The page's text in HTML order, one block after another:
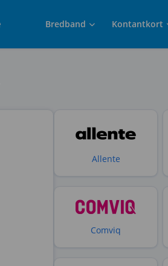
Bredband Kontantkort
Allente
Comviq